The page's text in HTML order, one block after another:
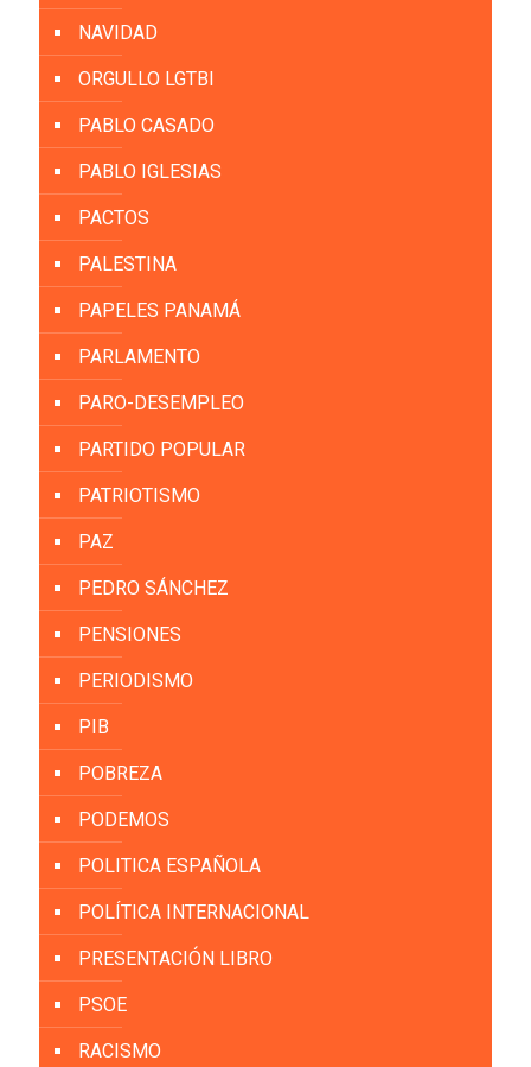
NAVIDAD
ORGULLO LGTBI
PABLO CASADO
PABLO IGLESIAS
PACTOS
PALESTINA
PAPELES PANAMÁ
PARLAMENTO
PARO-DESEMPLEO
PARTIDO POPULAR
PATRIOTISMO
PAZ
PEDRO SÁNCHEZ
PENSIONES
PERIODISMO
PIB
POBREZA
PODEMOS
POLITICA ESPAÑOLA
POLÍTICA INTERNACIONAL
PRESENTACIÓN LIBRO
PSOE
RACISMO